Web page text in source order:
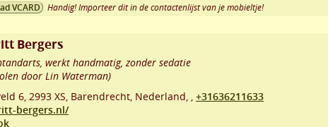
VCARD Handig! Importeer dit in de contactenlijst van je mobieltje!
Bergers
werkt handmatig, zonder sedatie
door Lin Waterman)
6 2993 XS Barendrecht Nederland,
+31636211633
bergers.nl/